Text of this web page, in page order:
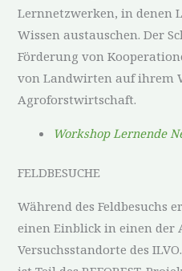
Lernnetzwerken, in denen
Wissen austauschen. Der
Förderung von
von Landwirten auf ihrem
Agroforstwirtschaft.
Workshop Lernende
FELDBESUCHE
Während des Feldbesuchs
einen Einblick in einen der
Versuchsstandorte des